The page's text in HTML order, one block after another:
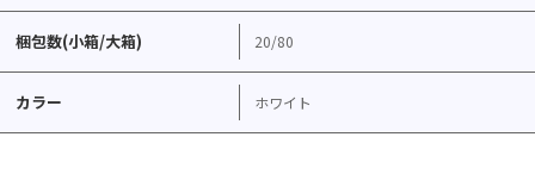
梱包数(小箱/大箱) 20/80
カラー ホワイト